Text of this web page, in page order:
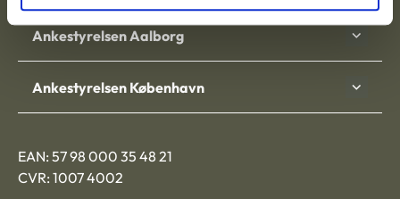
Ankestyrelsen Aalborg
Ankestyrelsen København
EAN: 57 98 000 35 48 21
CVR: 1007 4002